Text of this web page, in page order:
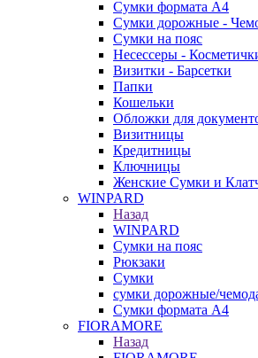
Сумки формата А4
Сумки дорожные -
Сумки на пояс
Несессеры -
Визитки - Барсетки
Папки
Кошельки
Обложки для
Визитницы
Кредитницы
Ключницы
Женские Сумки и
WINPARD
Назад
WINPARD
Сумки на пояс
Рюкзаки
Сумки
сумки дорожные/
Сумки формата А4
FIORAMORE
Назад